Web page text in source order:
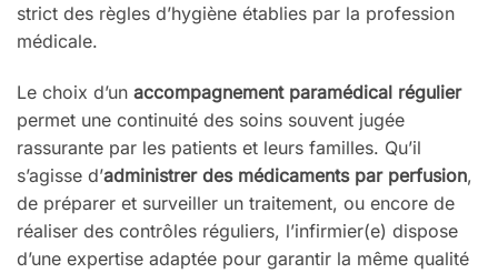
strict des règles d’hygiène établies par la profession
médicale.
Le choix d’un accompagnement paramédical régulier
permet une continuité des soins souvent jugée
rassurante par les patients et leurs familles. Qu’il
s’agisse d’administrer des médicaments par perfusion,
de préparer et surveiller un traitement, ou encore de
réaliser des contrôles réguliers, l’infirmier(e) dispose
d’une expertise adaptée pour garantir la même qualité